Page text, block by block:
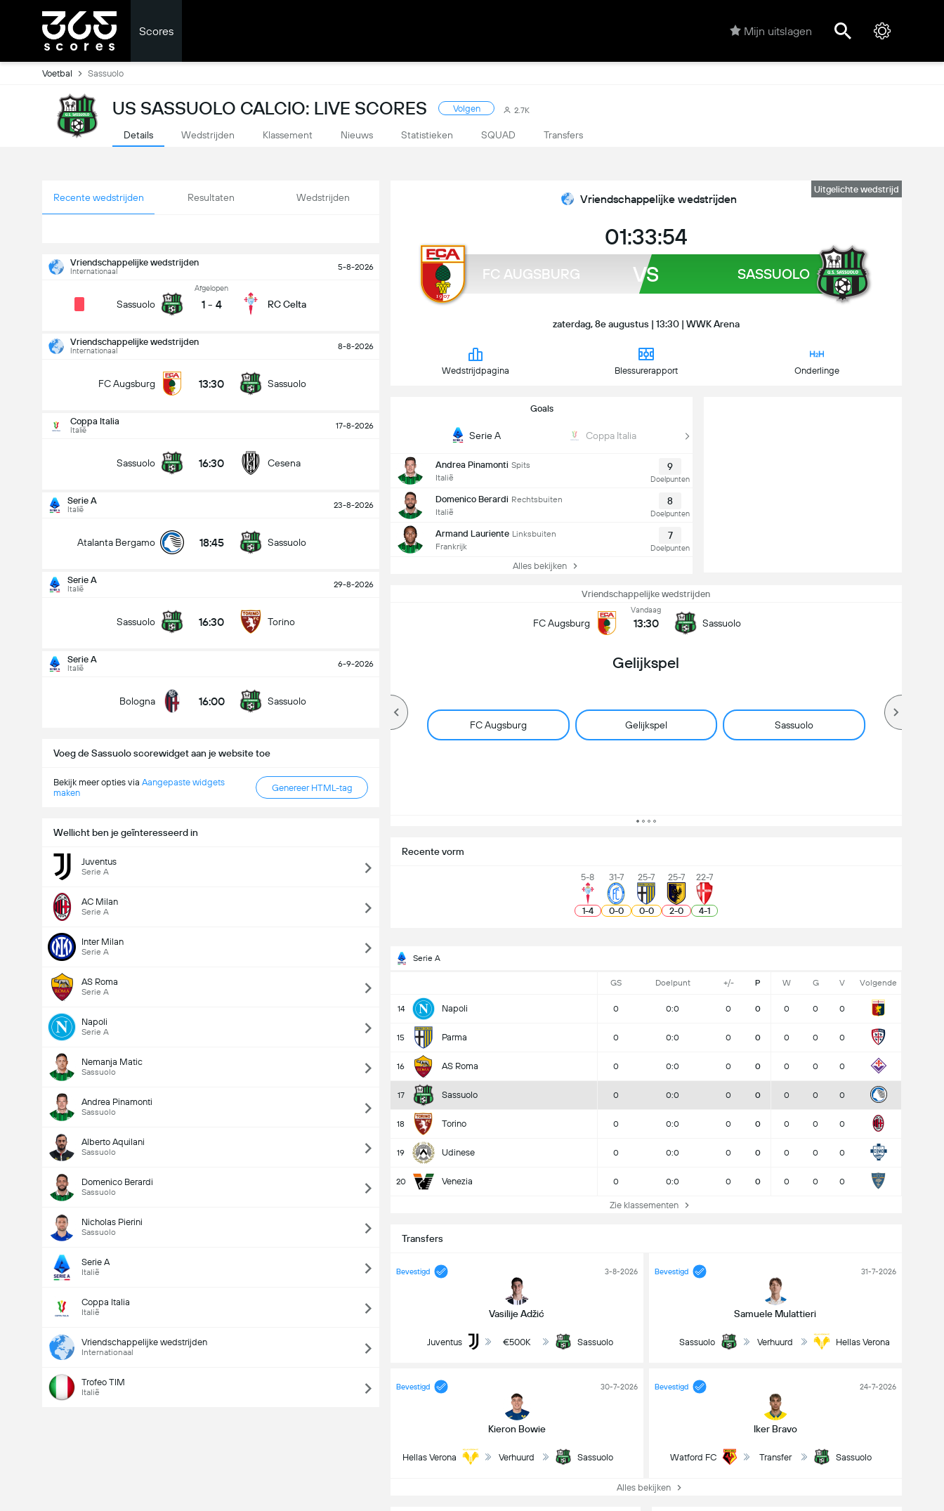
Scores Mijn uitslagen
Voetbal Sassuolo
US SASSUOLO CALCIO: LIVE SCORES Volgen 2.7K
Details Wedstrijden Klassement Nieuws Statistieken SQUAD Transfers
Recente wedstrijden Resultaten Wedstrijden
Vriendschappelijke wedstrijden
Internationaal 5-8-2026
Sassuolo
Afgelopen
1 - 4 RC Celta
Vriendschappelijke wedstrijden
Internationaal 8-8-2026
FC Augsburg 13:30 Sassuolo
Coppa Italia
Italië 17-8-2026
Sassuolo 16:30 Cesena
Serie A
Italië 23-8-2026
Atalanta Bergamo 18:45 Sassuolo
Serie A
Italië 29-8-2026
Sassuolo 16:30 Torino
Serie A
Italië 6-9-2026
Bologna 16:00 Sassuolo
Voeg de Sassuolo scorewidget aan je website toe
Bekijk meer opties via Aangepaste widgets
maken
Genereer HTML-tag
Wellicht ben je geïnteresseerd in
Juventus
Serie A
AC Milan
Serie A
Inter Milan
Serie A
AS Roma
Serie A
Napoli
Serie A
Nemanja Matic
Sassuolo
Andrea Pinamonti
Sassuolo
Alberto Aquilani
Sassuolo
Domenico Berardi
Sassuolo
Nicholas Pierini
Sassuolo
Serie A
Italië
Coppa Italia
Italië
Vriendschappelijke wedstrijden
Internationaal
Trofeo TIM
Italië
Uitgelichte wedstrijd
Vriendschappelijke wedstrijden
01:33:54
FC AUGSBURG VS SASSUOLO
zaterdag, 8e augustus | 13:30 | WWK Arena
Wedstrijdpagina Blessurerapport Onderlinge
Goals
Serie A Coppa Italia
Andrea Pinamonti Spits
Italië
9
Doelpunten
Domenico Berardi Rechtsbuiten
Italië
8
Doelpunten
Armand Lauriente Linksbuiten
Frankrijk
7
Doelpunten
Alles bekijken
Vriendschappelijke wedstrijden
FC Augsburg
Vandaag
13:30 Sassuolo
Gelijkspel
FC Augsburg Gelijkspel Sassuolo
16:30 Cesena
- Meer dan/minder dan (2.5)
Recente vorm
5-8
1-4
31-7
0-0
25-7
0-0
25-7
2-0
22-7
4-1
Serie A
GS Doelpunt +/- P W G V Volgende
14 Napoli 0 0:0 0 0 0 0 0
15 Parma 0 0:0 0 0 0 0 0
16 AS Roma 0 0:0 0 0 0 0 0
17 Sassuolo 0 0:0 0 0 0 0 0
18 Torino 0 0:0 0 0 0 0 0
19 Udinese 0 0:0 0 0 0 0 0
20 Venezia 0 0:0 0 0 0 0 0
Zie klassementen
Transfers
Bevestigd
Vasilije Adžić
3-8-2026
Juventus €500K Sassuolo
Bevestigd
Samuele Mulattieri
31-7-2026
Sassuolo Verhuurd Hellas Verona
Bevestigd
Kieron Bowie
30-7-2026
Hellas Verona Verhuurd Sassuolo
Bevestigd
Iker Bravo
24-7-2026
Watford FC Transfer Sassuolo
Alles bekijken